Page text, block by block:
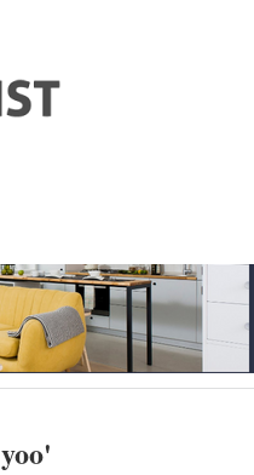
yoo'